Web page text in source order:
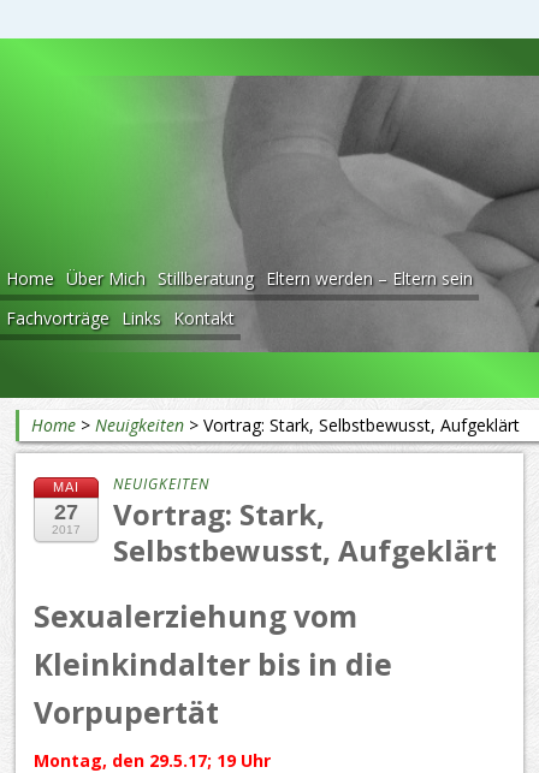
Home Über Mich Stillberatung Eltern werden – Eltern sein
Fachvorträge Links Kontakt
Beratung rund ums Baby
Home >Neuigkeiten >Vortrag: Stark, Selbstbewusst, Aufgeklärt
MAI
27
2017
NEUIGKEITEN
Vortrag: Stark,
Selbstbewusst, Aufgeklärt
Sexualerziehung vom
Kleinkindalter bis in die
Vorpupertät
Montag, den 29.5.17; 19 Uhr